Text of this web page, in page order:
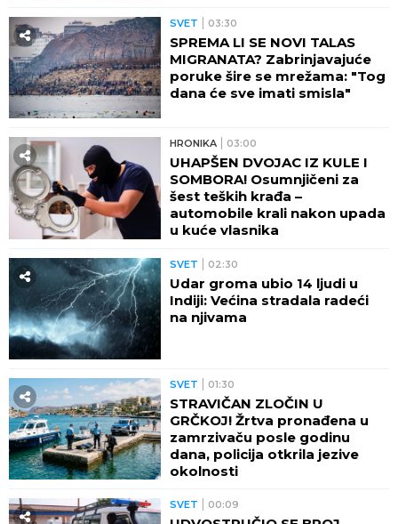
SVET 03:30
SPREMA LI SE NOVI TALAS
MIGRANATA? Zabrinjavajuće
poruke šire se mrežama: "Tog
dana će sve imati smisla"
HRONIKA 03:00
UHAPŠEN DVOJAC IZ KULE I
SOMBORA! Osumnjičeni za
šest teških krađa –
automobile krali nakon upada
u kuće vlasnika
SVET 02:30
Udar groma ubio 14 ljudi u
Indiji: Većina stradala radeći
na njivama
SVET 01:30
STRAVIČAN ZLOČIN U
GRČKOJ! Žrtva pronađena u
zamrzivaču posle godinu
dana, policija otkrila jezive
okolnosti
SVET 00:09